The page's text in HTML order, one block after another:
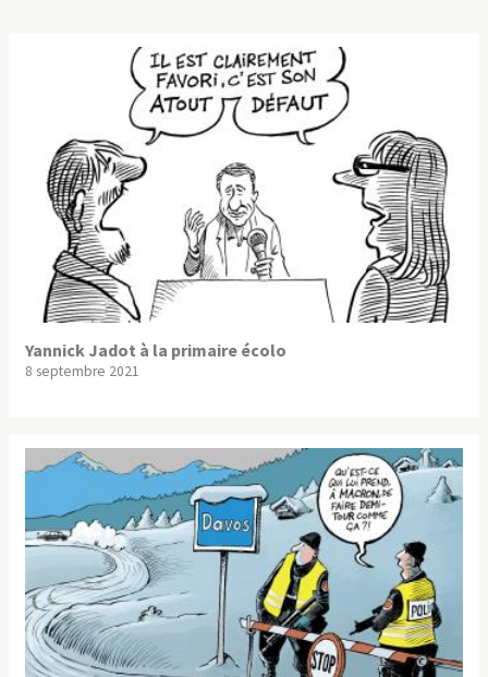
Yannick Jadot à la primaire écolo
8 septembre 2021